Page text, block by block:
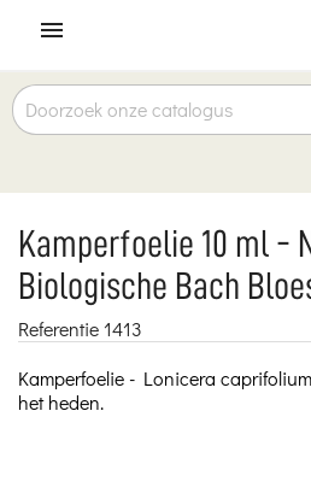

Kamperfoelie 10 ml -
Biologische Bach
Referentie1413
Kamperfoelie - Lonicera
het heden.